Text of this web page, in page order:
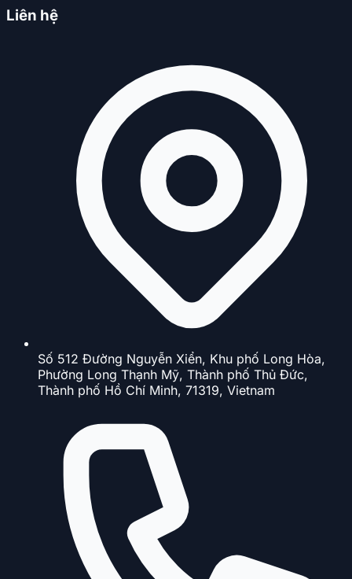
Liên hệ
Số 512 Đường Nguyễn Xiển, Khu phố Long Hòa,
Phường Long Thạnh Mỹ, Thành phố Thủ Đức,
Thành phố Hồ Chí Minh, 71319, Vietnam